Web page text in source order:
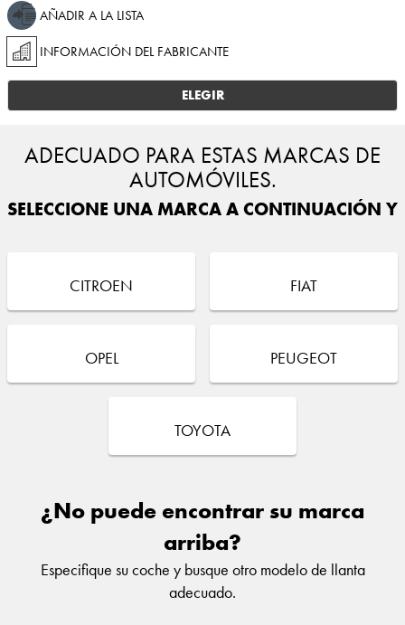
AÑADIR A LA LISTA
INFORMACIÓN DEL FABRICANTE
ELEGIR
ADECUADO PARA ESTAS MARCAS DE
AUTOMÓVILES.
SELECCIONE UNA MARCA A CONTINUACIÓN Y
CITROEN FIAT
OPEL PEUGEOT
TOYOTA
¿No puede encontrar su marca
arriba?
Especifique su coche y busque otro modelo de llanta
adecuado.